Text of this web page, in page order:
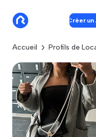
Créer
Accueil Profils de